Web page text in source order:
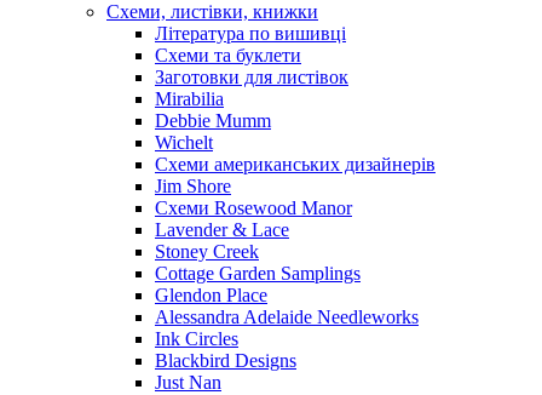
Схеми, листівки, книжки
Література по вишивці
Схеми та буклети
Заготовки для листівок
Mirabilia
Debbie Mumm
Wichelt
Схеми американських дизайнерів
Jim Shore
Cхеми Rosewood Manor
Lavender & Lace
Stoney Creek
Cottage Garden Samplings
Glendon Place
Alessandra Adelaide Needleworks
Ink Circles
Blackbird Designs
Just Nan